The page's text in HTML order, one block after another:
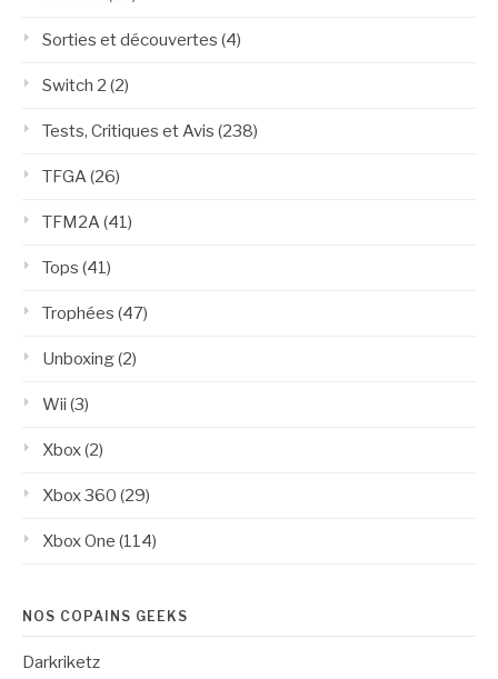
Sorties et découvertes (4)
Switch 2 (2)
Tests, Critiques et Avis (238)
TFGA(26)
TFM2A(41)
Tops (41)
Trophées (47)
Unboxing(2)
Wii (3)
Xbox(2)
Xbox 360 (29)
Xbox One (114)
NOS COPAINS GEEKS
Darkriketz